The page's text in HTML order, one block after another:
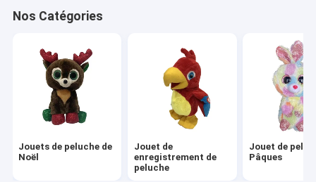
Jouet de souvenir
Peluche Toy Backpacks
Peluches décoratives
Coussin d'oreiller de peluche
Nos Catégories
Jouets de peluche de
Noël
Jouet de
enregistrement de
peluche
Jouet de
Pâques